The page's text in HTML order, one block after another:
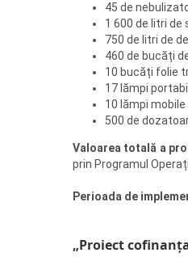
45 de
1 600 de litri de
750 de litri de
460 de bucăți
10 bucăți folie
17 lămpi
10 lămpi
500 de
Valoarea totală a
prin Programul
Perioada de
„Proiect